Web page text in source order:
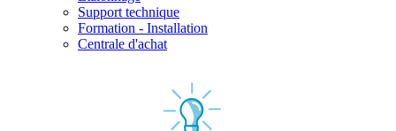
Support technique
Formation - Installation
Centrale d'achat